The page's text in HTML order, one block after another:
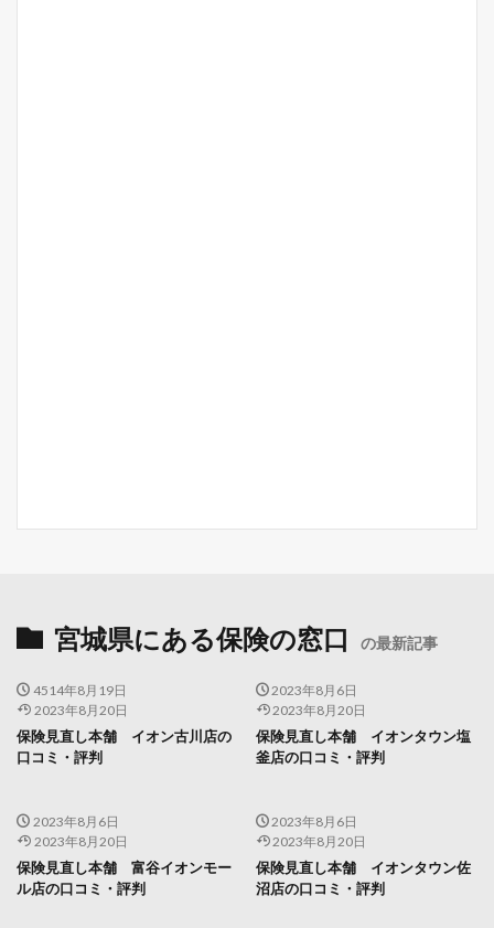
宮城県にある保険の窓口 の最新記事
4514年8月19日
2023年8月20日
保険見直し本舗 イオン古川店の
口コミ・評判
2023年8月6日
2023年8月20日
保険見直し本舗 イオンタウン塩
釜店の口コミ・評判
2023年8月6日
2023年8月20日
保険見直し本舗 富谷イオンモー
ル店の口コミ・評判
2023年8月6日
2023年8月20日
保険見直し本舗 イオンタウン佐
沼店の口コミ・評判